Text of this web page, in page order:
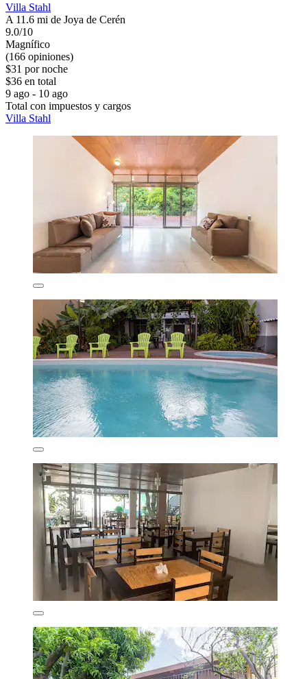
Villa Stahl
A 11.6 mi de Joya de Cerén
9.0/10
Magnífico
(166 opiniones)
$31 por noche
$36 en total
9 ago - 10 ago
Total con impuestos y cargos
Villa Stahl